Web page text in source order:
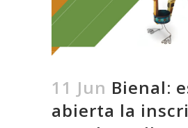
11 Jun Bienal:
abierta la